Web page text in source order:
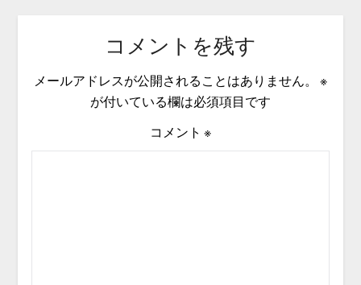
コメントを残す
メールアドレスが公開されることはありません。
※
が付いている欄は必須項目です
コメント ※